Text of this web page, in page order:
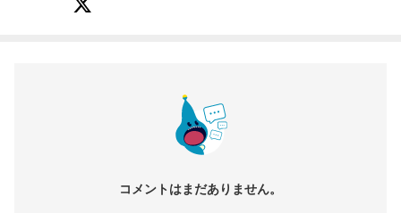
コメントはまだありません。